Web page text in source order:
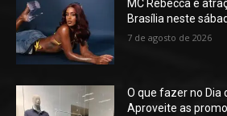
MC Rebecca é
Brasília neste
7 de agosto de 2026
O que fazer no Dia
Aproveite as